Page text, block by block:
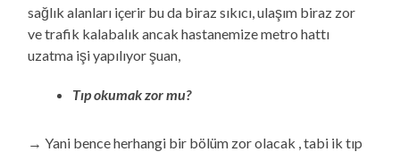
sağlık alanları içerir bu da biraz sıkıcı, ulaşım biraz zor
ve trafik kalabalık ancak hastanemize metro hattı
uzatma işi yapılıyor şuan,
Tıp okumak zor mu?
→ Yani bence herhangi bir bölüm zor olacak , tabi ik tıp